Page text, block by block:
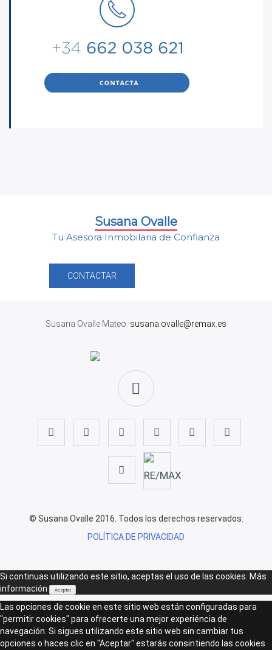
Susana Ovalle
Tu Asesora Inmobilaria de Confianza
CONTACTAR
Susana Ovalle Mateo. susana.ovalle@remax.es
© Susana Ovalle 2016. Todos los derechos reservados.
POLÍTICA DE PRIVACIDAD
Si continuas utilizando este sitio, aceptas el uso de las cookies. Más
información
Aceptar
Las opciones de cookie en este sitio web están configuradas para
"permitir cookies" para ofrecerte una mejor experiéncia de
navegación. Si sigues utilizando este sitio web sin cambiar tus
opciones o haces clic en "Aceptar" estarás consintiendo las cookies